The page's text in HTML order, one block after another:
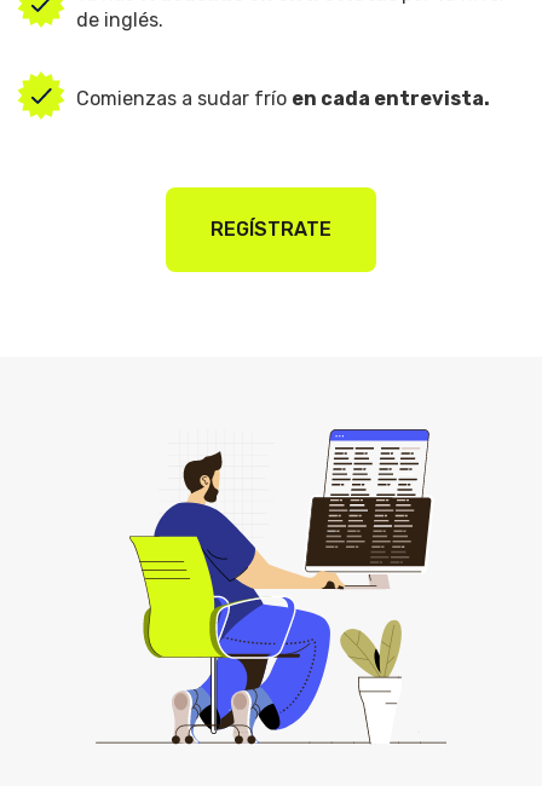
de inglés.
Comienzas a sudar frío en cada entrevista.
REGÍSTRATE